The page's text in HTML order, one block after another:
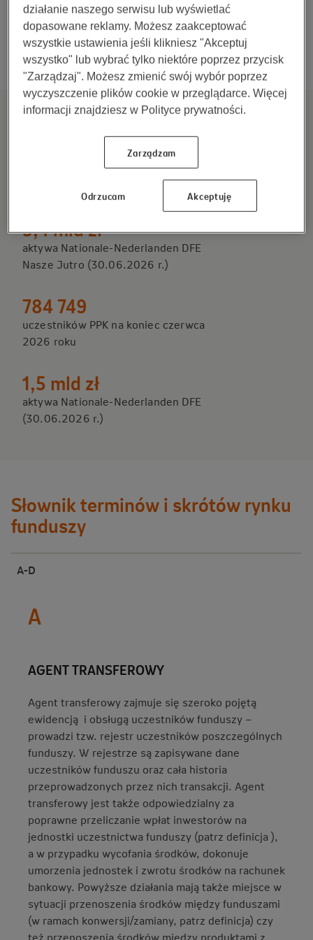
11 kwietnia 2025
Pokaż więcej
PPK i IKE/IKZE w Nationale-
Nederlanden PTE w liczbach
Razem budujemy finansową przyszłość.
5,4 mld zł
aktywa Nationale-Nederlanden DFE
Nasze Jutro (30.06.2026 r.)
784 749
uczestników PPK na koniec czerwca
2026 roku
1,5 mld zł
aktywa Nationale-Nederlanden DFE
(30.06.2026 r.)
Słownik terminów i skrótów rynku
funduszy
A-D
A
AGENT TRANSFEROWY
Agent transferowy zajmuje się szeroko pojętą
ewidencją i obsługą uczestników funduszy –
prowadzi tzw. rejestr uczestników poszczególnych
funduszy. W rejestrze są zapisywane dane
uczestników funduszu oraz cała historia
przeprowadzonych przez nich transakcji. Agent
transferowy jest także odpowiedzialny za
poprawne przeliczanie wpłat inwestorów na
jednostki uczestnictwa funduszy (patrz definicja ),
a w przypadku wycofania środków, dokonuje
umorzenia jednostek i zwrotu środków na rachunek
bankowy. Powyższe działania mają także miejsce w
sytuacji przenoszenia środków między funduszami
(w ramach konwersji/zamiany, patrz definicja) czy
też przenoszenia środków między produktami z
działanie naszego serwisu lub wyświetlać
dopasowane reklamy. Możesz zaakceptować
wszystkie ustawienia jeśli klikniesz "Akceptuj
wszystko" lub wybrać tylko niektóre poprzez przycisk
"Zarządzaj". Możesz zmienić swój wybór poprzez
wyczyszczenie plików cookie w przeglądarce. Więcej
informacji znajdziesz w Polityce prywatności.
Zarządzam
Odrzucam Akceptuję